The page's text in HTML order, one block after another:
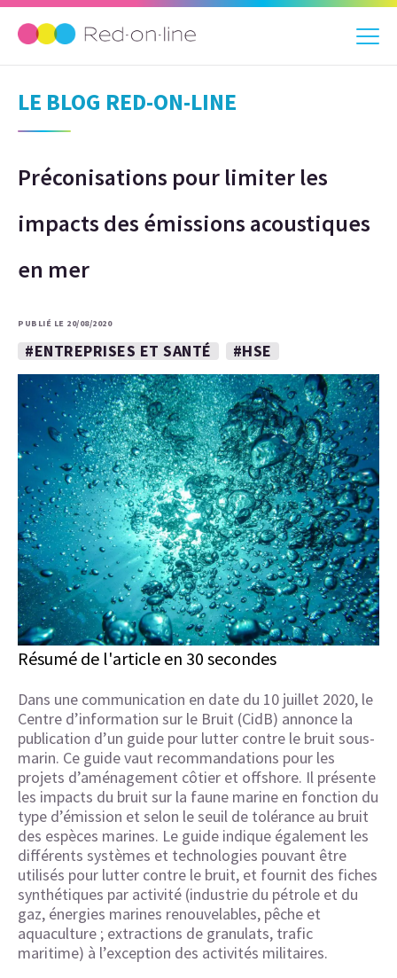
LE BLOG RED-ON-LINE
Préconisations pour limiter les
impacts des émissions acoustiques
en mer
PUBLIÉ LE 20/08/2020
#ENTREPRISES ET SANTÉ #HSE
Résumé de l'article en 30 secondes
Dans une communication en date du 10 juillet 2020, le
Centre d’information sur le Bruit (CidB) annonce la
publication d’un guide pour lutter contre le bruit sous-
marin. Ce guide vaut recommandations pour les
projets d’aménagement côtier et offshore. Il présente
les impacts du bruit sur la faune marine en fonction du
type d’émission et selon le seuil de tolérance au bruit
des espèces marines. Le guide indique également les
différents systèmes et technologies pouvant être
utilisés pour lutter contre le bruit, et fournit des fiches
synthétiques par activité (industrie du pétrole et du
gaz, énergies marines renouvelables, pêche et
aquaculture ; extractions de granulats, trafic
maritime) à l’exception des activités militaires.